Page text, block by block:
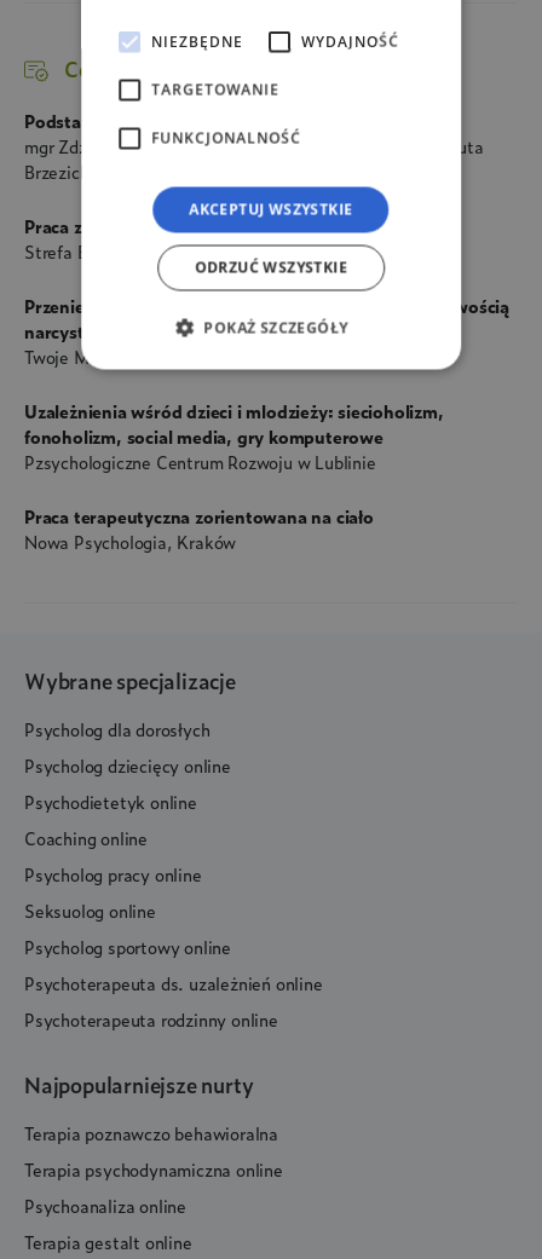
Certyfikaty
Podstawy psychologii i psychopatologii
mgr Zdzisława Pilarz, lek. med. Piotr Krasuski, mgr Danuta
Brzezicka
Praca z osobowością narcystyczną
Strefa Bytu, prowadząca Małgorzata Lambert
Przeniesienie i przeciwprzeniesienie w relacji z osobowością
narcystyczną i osobowością borderline
Twoje Miejsce, prowadzący Piotr Zawadzki
Uzależnienia wśród dzieci i mlodzieży: siecioholizm,
fonoholizm, social media, gry komputerowe
Pzsychologiczne Centrum Rozwoju w Lublinie
Praca terapeutyczna zorientowana na ciało
Nowa Psychologia, Kraków
Wybrane specjalizacje
Psycholog dla dorosłych
Psycholog dziecięcy online
Psychodietetyk online
Coaching online
Psycholog pracy online
Seksuolog online
Psycholog sportowy online
Psychoterapeuta ds. uzależnień online
Psychoterapeuta rodzinny online
Najpopularniejsze nurty
Terapia poznawczo behawioralna
Terapia psychodynamiczna online
Psychoanaliza online
Terapia gestalt online
NIEZBĘDNE WYDAJNOŚĆ
TARGETOWANIE
FUNKCJONALNOŚĆ
AKCEPTUJ WSZYSTKIE
ODRZUĆ WSZYSTKIE
POKAŻ SZCZEGÓŁY